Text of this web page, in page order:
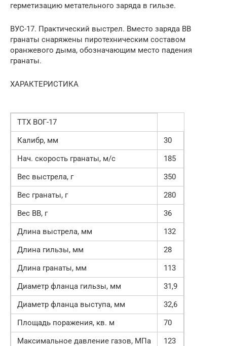
герметизацию метательного заряда в гильзе.
ВУС-17. Практический выстрел. Вместо заряда ВВ
гранаты снаряжены пиротехническим составом
оранжевого дыма, обозначающим место падения
гранаты.
ХАРАКТЕРИСТИКА
ТТХ ВОГ-17
Калибр, мм
30
Нач. скорость гранаты, м/с
185
Вес выстрела, г
350
Вес гранаты, г
280
Вес ВВ, г
36
Длина выстрела, мм
132
Длина гильзы, мм
28
Длина гранаты, мм
113
Диаметр фланца гильзы, мм
31,9
Диаметр фланца выступа, мм
32,6
Площадь поражения, кв. м
70
Максимальное давление газов, МПа
123